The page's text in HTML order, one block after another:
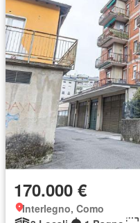
170.000 €
Interlegno, Como